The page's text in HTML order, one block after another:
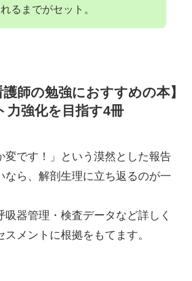
るまでがセット。
護師の勉強におすすめの本】
力強化を目指す4冊
変です！」という漠然とした報告
なら、解剖生理に立ち返るのが一
吸器管理・検査データなど詳しく
スメントに根拠をもてます。